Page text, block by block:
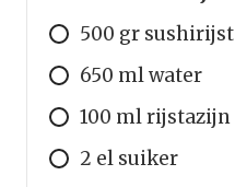
500 gr sushirijst
650 ml water
100 ml rijstazijn
2 el suiker